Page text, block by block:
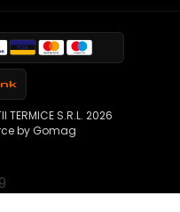
S.R.L. 2026
by Gomag